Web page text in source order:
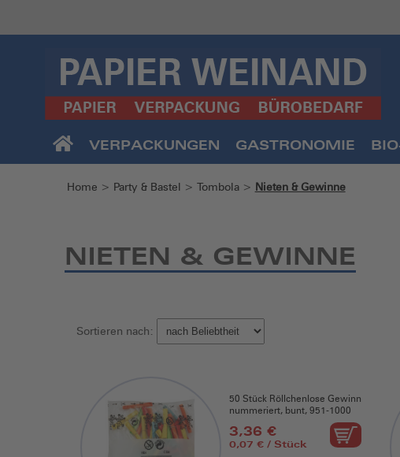
VERPACKUNGEN GASTRONOMIE
Home > Party & Bastel > Tombola > Nieten & Gewinne
NIETEN & GEWINNE
Sortieren nach:
50 Stück Röllchenlose Gewinn
nummeriert, bunt, 951-1000
3,36 €
0,07 € / Stück